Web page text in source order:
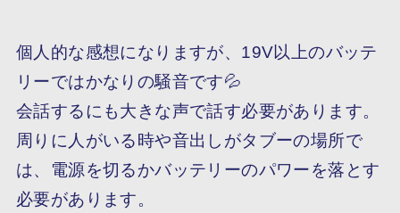
個人的な感想になりますが、19V以上のバッテ
リーではかなりの騒音です💦
会話するにも大きな声で話す必要があります。
周りに人がいる時や音出しがタブーの場所で
は、電源を切るかバッテリーのパワーを落とす
必要があります。